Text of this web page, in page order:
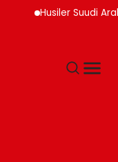
Husiler Suudi Arabistan